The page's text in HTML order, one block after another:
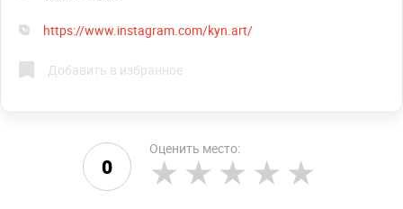
https://www.instagram.com/kyn.art/
Добавить в избранное
0
Оценить место: